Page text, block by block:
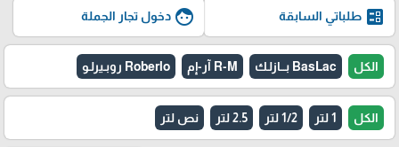
ballot طلباتي السابقة face دخول تجار الجملة
الكل BasLac بـــازلـك R-M آر-إم Roberlo روبـيرلـو
الكل 1 لتر 1/2 لتر 2.5 لتر نص لتر